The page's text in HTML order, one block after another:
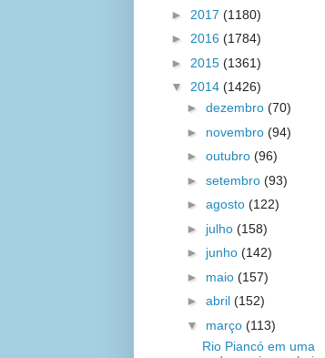
► 2017 (1180)
► 2016 (1784)
► 2015 (1361)
▼ 2014 (1426)
► dezembro (70)
► novembro (94)
► outubro (96)
► setembro (93)
► agosto (122)
► julho (158)
► junho (142)
► maio (157)
► abril (152)
▼ março (113)
Rio Piancó em uma